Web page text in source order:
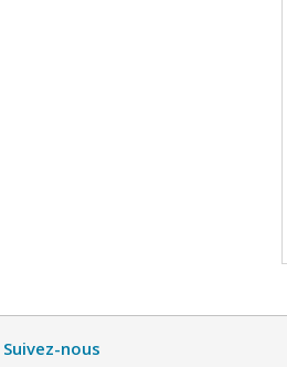
Suivez-nous